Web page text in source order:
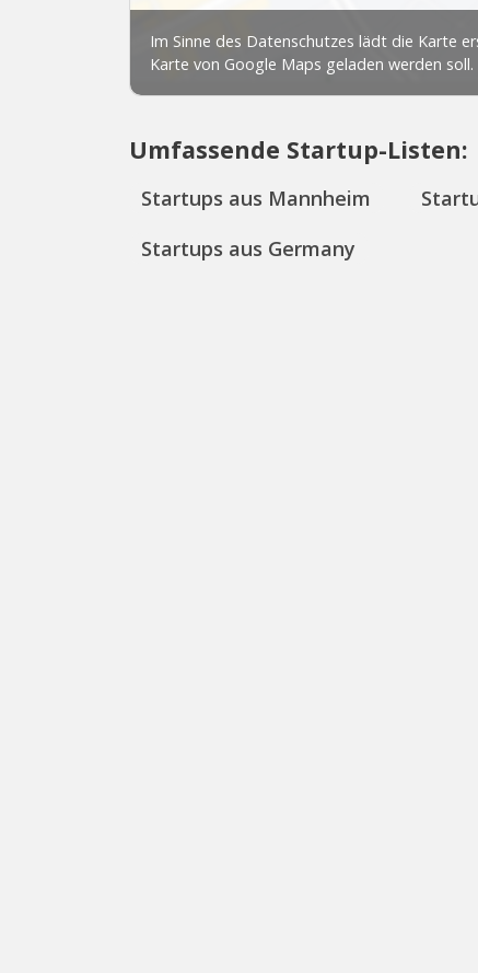
Umfassende Startup-Listen:
Startups aus Mannheim
Startups aus Germany